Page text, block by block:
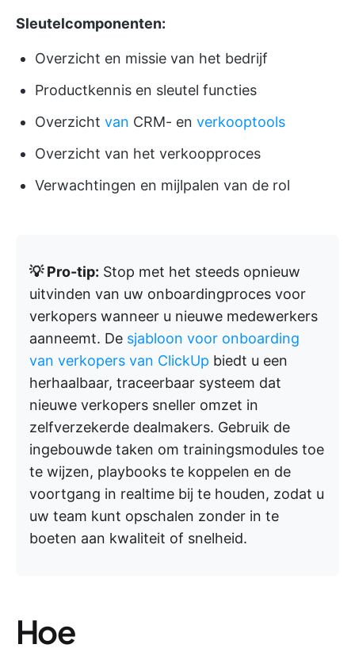
Sleutelcomponenten:
Overzicht en missie van het bedrijf
Productkennis en sleutel functies
Overzicht van CRM- en verkooptools
Overzicht van het verkoopproces
Verwachtingen en mijlpalen van de rol
💡 Pro-tip: Stop met het steeds opnieuw
uitvinden van uw onboardingproces voor
verkopers wanneer u nieuwe medewerkers
aanneemt. De sjabloon voor onboarding
van verkopers van ClickUp biedt u een
herhaalbaar, traceerbaar systeem dat
nieuwe verkopers sneller omzet in
zelfverzekerde dealmakers. Gebruik de
ingebouwde taken om trainingsmodules toe
te wijzen, playbooks te koppelen en de
voortgang in realtime bij te houden, zodat u
uw team kunt opschalen zonder in te
boeten aan kwaliteit of snelheid.
Hoe